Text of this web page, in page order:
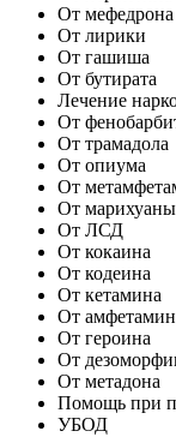
От мефедрона
От лирики
От гашиша
От бутирата
Лечение
От
От трамадола
От опиума
От
От марихуаны
От ЛСД
От кокаина
От кодеина
От кетамина
От
От героина
От
От метадона
Помощь при
УБОД